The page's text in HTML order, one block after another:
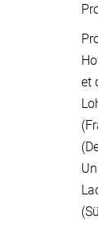
et